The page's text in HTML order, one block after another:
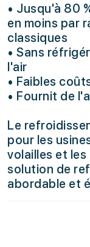
• Jusqu'à 80
en moins par
classiques
• Sans
l'air
• Faibles
• Fournit de
Le
pour les
volailles et
solution de
abordable et